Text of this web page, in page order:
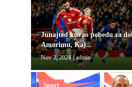
Junajted kuvao pobedu za
Amorimu, Kaj...
Nov 3, 2024 | admin
Sport